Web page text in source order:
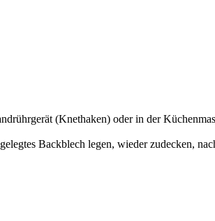
(Knethaken) oder in der
Backblech legen, wieder zudecken,